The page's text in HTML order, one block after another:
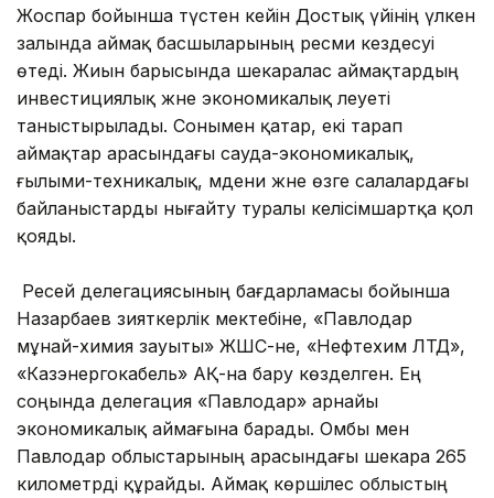
Жоспар бойынша түстен кейін Достық үйінің үлкен
залында аймақ басшыларының ресми кездесуі
өтеді. Жиын барысында шекаралас аймақтардың
инвестициялық және экономикалық әлеуеті
таныстырылады. Сонымен қатар, екі тарап
аймақтар арасындағы сауда-экономикалық,
ғылыми-техникалық, мәдени және өзге салалардағы
байланыстарды нығайту туралы келісімшартқа қол
қояды.
Ресей делегациясының бағдарламасы бойынша
Назарбаев зияткерлік мектебіне, «Павлодар
мұнай-химия зауыты» ЖШС-не, «Нефтехим ЛТД»,
«Казэнергокабель» АҚ-на бару көзделген. Ең
соңында делегация «Павлодар» арнайы
экономикалық аймағына барады. Омбы мен
Павлодар облыстарының арасындағы шекара 265
километрді құрайды. Аймақ көршілес облыстың